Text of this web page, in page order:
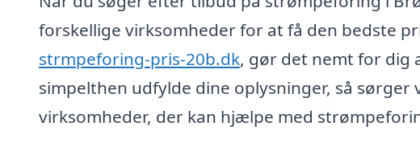
forskellige virksomheder for at få den bedste
strmpeforing-pris-20b.dk, gør det nemt for dig
simpelthen udfylde dine oplysninger, så
virksomheder, der kan hjælpe med